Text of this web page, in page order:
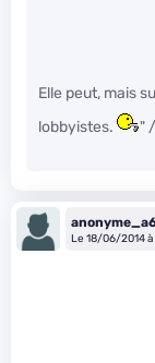
Elle peut, mais
lobbyistes.
"
Le 18/06/2014 à